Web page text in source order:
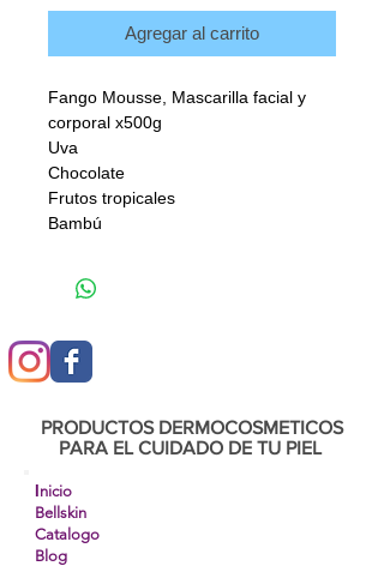
Agregar al carrito
Fango Mousse, Mascarilla facial y
corporal x500g
Uva
Chocolate
Frutos tropicales
Bambú
PRODUCTOS DERMOCOSMETICOS
PARA EL CUIDADO DE TU PIEL
nicio
Bellskin
Catalogo
Blog